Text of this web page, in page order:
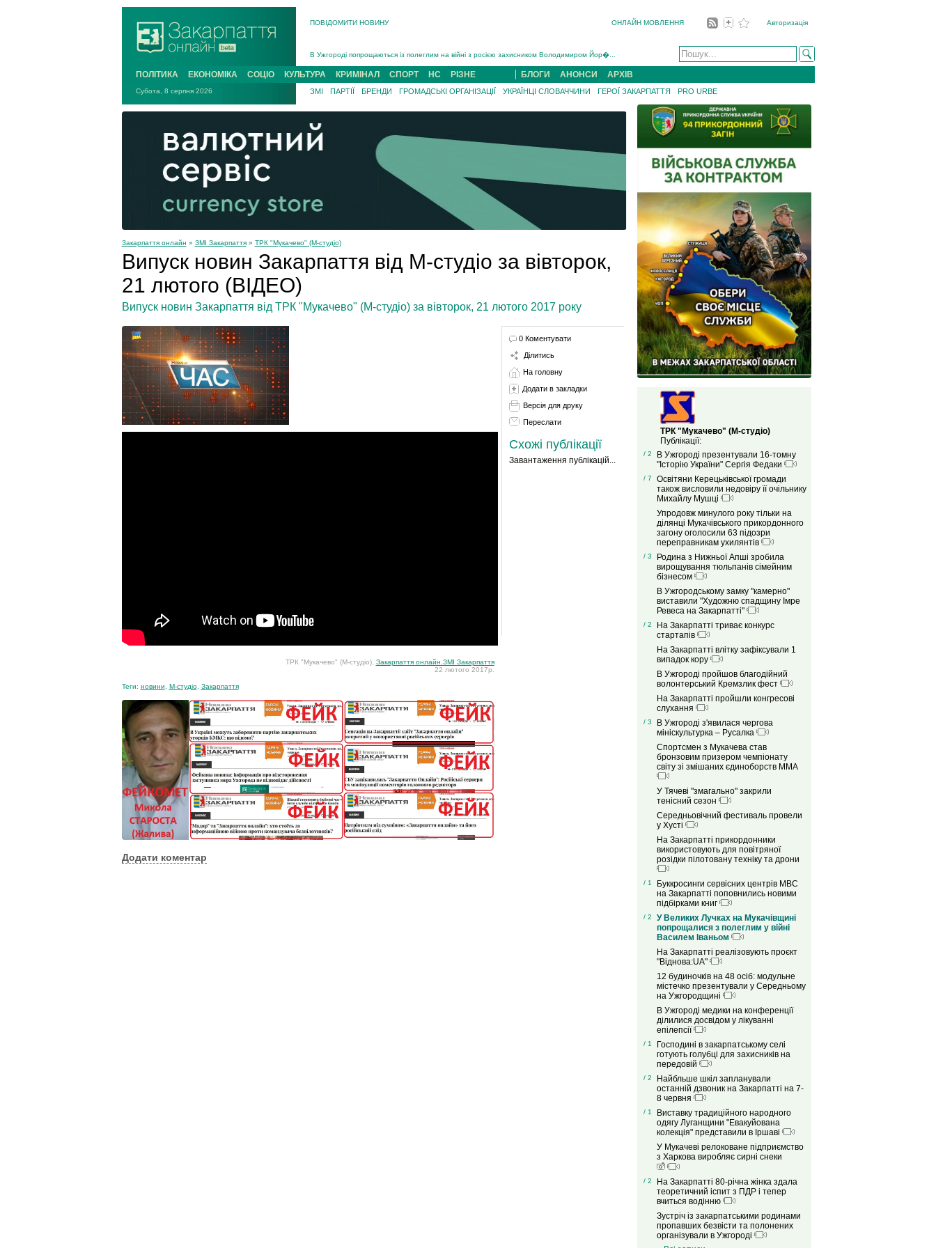
ПОВІДОМИТИ НОВИНУ ОНЛАЙН МОВЛЕННЯ Авторизація
В Ужгороді попрощаються із полеглим на війні з росією захисником Володимиром Йор�...
В Ужгороді 5 серпня попрощаються із захисником Богданом Югасом, який два роки �...
Підтвердили загибель захисника із Нанкова на Хустщині Юліана Гербея (ФОТО)[/gree...
На війні з рф поліг військовий з Виноградова Ігнат Роздяловський (ФОТО)...
На Хустщині внаслідок ДТП за участі трьох авто постраждали 13 людей (ФОТО)...
Інструктора районного ТЦК на Закарпатті судитимуть за обвинувачен...
ПОЛІТИКА ЕКОНОМІКА СОЦІО КУЛЬТУРА КРИМІНАЛ СПОРТ НС РІЗНЕ БЛОГИ АНОНСИ АРХІВ
Субота, 8 серпня 2026 ЗМІ ПАРТІЇ БРЕНДИ ГРОМАДСЬКІ ОРГАНІЗАЦІЇ УКРАЇНЦІ СЛОВАЧЧИНИ ГЕРОЇ ЗАКАРПАТТЯ PRO URBE
Закарпаття онлайн » ЗМІ Закарпаття» ТРК "Мукачево" (М-студіо)
Випуск новин Закарпаття від М-студіо за вівторок,
21 лютого (ВІДЕО)
Випуск новин Закарпаття від ТРК "Мукачево" (М-студіо) за вівторок, 21 лютого 2017 року
ТРК "Мукачево" (М-студіо), Закарпаття онлайн.ЗМІ Закарпаття
22 лютого 2017р.
Теги: новини М-студіо, Закарпаття
Додати коментар
0 Коментувати
Ділитись
На головну
Додати в закладки
Версія для друку
Переслати
Схожі публікації
Завантаження публікацій...
ТРК "Мукачево" (М-студіо)
Публікації:
/ 2
В Ужгороді презентували 16-томну
"Історію України" Сергія Федаки
/ 7
Освітяни Керецьківської громади
також висловили недовіру її очільнику
Михайлу Мушці
Упродовж минулого року тільки на
ділянці Мукачівського прикордонного
загону оголосили 63 підозри
переправникам ухилянтів
/ 3
Родина з Нижньої Апші зробила
вирощування тюльпанів сімейним
бізнесом
В Ужгородському замку "камерно"
виставили "Художню спадщину Імре
Ревеса на Закарпатті"
/ 2
На Закарпатті триває конкурс
стартапів
На Закарпатті влітку зафіксували 1
випадок кору
В Ужгороді пройшов благодійний
волонтерський Кремзлик фест
На Закарпатті пройшли конгресові
слухання
/ 3
В Ужгороді з'явилася чергова
мініскультурка – Русалка
Спортсмен з Мукачева став
бронзовим призером чемпіонату
світу зі змішаних єдиноборств ММА
У Тячеві "змагально" закрили
тенісний сезон
Середньовічний фестиваль провели
у Хусті
На Закарпатті прикордонники
використовують для повітряної
розідки пілотовану техніку та дрони
/ 1
Буккросинги сервісних центрів МВС
на Закарпатті поповнились новими
підбірками книг
/ 2
У Великих Лучках на Мукачівщині
попрощалися з полеглим у війні
Василем Іваньом
На Закарпатті реалізовують проєкт
"Віднова:UA"
12 будиночків на 48 осіб: модульне
містечко презентували у Середньому
на Ужгородщині
В Ужгороді медики на конференції
ділилися досвідом у лікуванні
епілепсії
/ 1
Господині в закарпатському селі
готують голубці для захисників на
передовій
/ 2
Найбльше шкіл запланували
останній дзвоник на Закарпатті на 7-
8 червня
/ 1
Виставку традиційного народного
одягу Луганщини "Евакуйована
колекція" представили в Іршаві
У Мукачеві релоковане підприємство
з Харкова виробляє сирні снеки
/ 2
На Закарпатті 80-річна жінка здала
теоретичний іспит з ПДР і тепер
вчиться водінню
Зустріч із закарпатськими родинами
пропавших безвісти та полонених
організували в Ужгороді